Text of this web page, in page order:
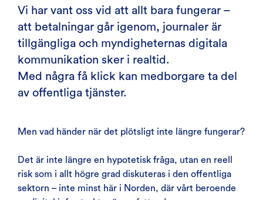
Vi har vant oss vid att allt bara fungerar –
att betalningar går igenom, journaler är
tillgängliga och myndigheternas digitala
kommunikation sker i realtid.
Med några få klick kan medborgare ta del
av offentliga tjänster.
Men vad händer när det plötsligt inte längre fungerar?
Det är inte längre en hypotetisk fråga, utan en reell
risk som i allt högre grad diskuteras i den offentliga
sektorn – inte minst här i Norden, där vårt beroende